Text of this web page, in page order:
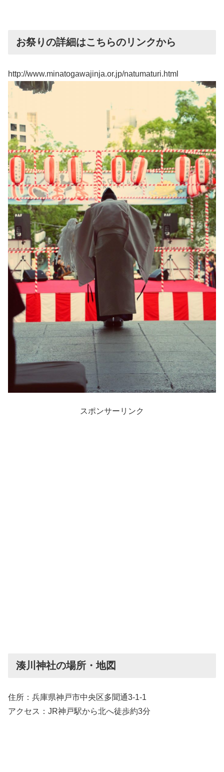
お祭りの詳細はこちらのリンクから
http://www.minatogawajinja.or.jp/natumaturi.html
スポンサーリンク
湊川神社の場所・地図
住所：兵庫県神戸市中央区多聞通3-1-1
アクセス：JR神戸駅から北へ徒歩約3分